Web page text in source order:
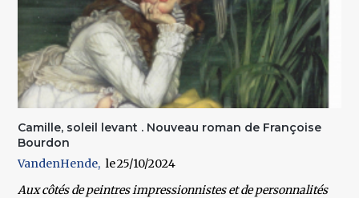
Camille, soleil levant . Nouveau roman de Françoise
Bourdon
VandenHende
25/10/2024
Aux côtés de peintres impressionnistes et de personnalités